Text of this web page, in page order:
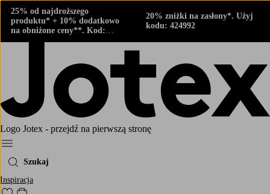
25% od najdroższego
produktu* + 10% dodatkowo
na obniżone ceny**. Kod:
424882
20% zniżki na zasłony*. Użyj
kodu: 424992
Logo Jotex - przejdź na pierwszą stronę
Menu
Szukaj
Inspiracja